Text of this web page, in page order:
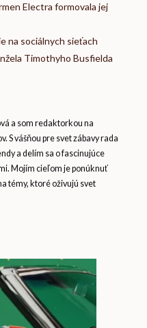
Electra formovala jej
na sociálnych sieťach
Timothyho Busfielda
a som redaktorkou na
S vášňou pre svet zábavy rada
a delím sa o fascinujúce
Mojím cieľom je ponúknuť
témy, ktoré oživujú svet